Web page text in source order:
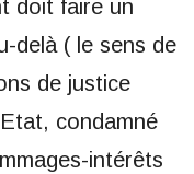
doit faire un
delà ( le sens de
de justice
condamné
intérêts